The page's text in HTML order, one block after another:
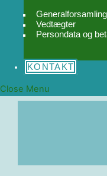
Vedtægter
Persondata og
KONTAKT
Close Menu